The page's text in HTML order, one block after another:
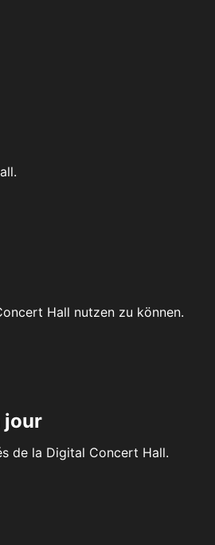
Hall nutzen zu können.
jour
de la Digital Concert Hall.